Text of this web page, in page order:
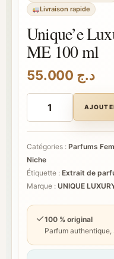
Livraison rapide
Unique’e
ME 100 ml
د.ج
quantité
CRUSH
ON
ME
100
ml
Catégories : Parfums
Niche
Étiquette : Extrait de
Marque : UNIQUE
✓100 % original
Parfum